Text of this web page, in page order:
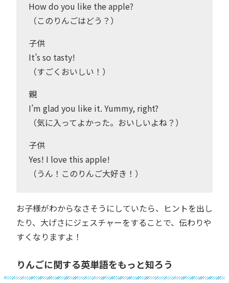
How do you like the apple?
（このりんごはどう？）
子供
It’s so tasty!
（すごくおいしい！）
親
I’m glad you like it. Yummy, right?
（気に入ってよかった。おいしいよね？）
子供
Yes! I love this apple!
（うん！このりんご大好き！）
お子様がわからなさそうにしていたら、ヒントを出し
たり、大げさにジェスチャーをすることで、伝わりや
すくなりますよ！
りんごに関する英単語をもっと知ろう